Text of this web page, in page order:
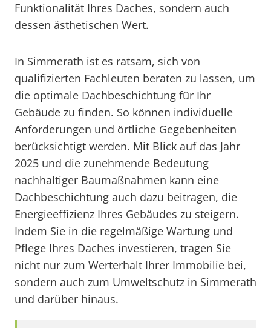
Funktionalität Ihres Daches, sondern auch
dessen ästhetischen Wert.
In Simmerath ist es ratsam, sich von
qualifizierten Fachleuten beraten zu lassen, um
die optimale Dachbeschichtung für Ihr
Gebäude zu finden. So können individuelle
Anforderungen und örtliche Gegebenheiten
berücksichtigt werden. Mit Blick auf das Jahr
2025 und die zunehmende Bedeutung
nachhaltiger Baumaßnahmen kann eine
Dachbeschichtung auch dazu beitragen, die
Energieeffizienz Ihres Gebäudes zu steigern.
Indem Sie in die regelmäßige Wartung und
Pflege Ihres Daches investieren, tragen Sie
nicht nur zum Werterhalt Ihrer Immobilie bei,
sondern auch zum Umweltschutz in Simmerath
und darüber hinaus.